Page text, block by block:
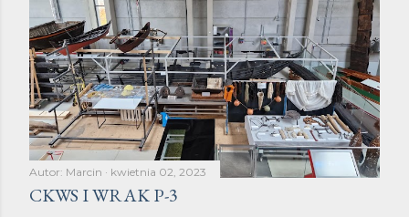
Autor: Marcin kwietnia 02, 2023
CKWS I WRAK P-3